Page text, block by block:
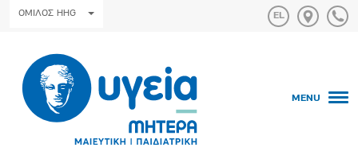
ΟΜΙΛΟΣ HHG
MENU